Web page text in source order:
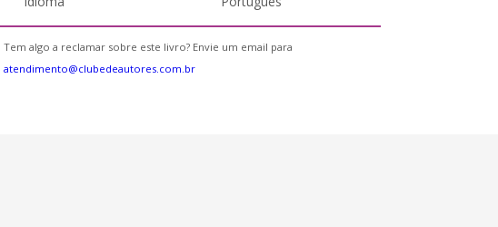
Tem algo a reclamar sobre este livro? Envie um email para
atendimento@clubedeautores.com.br